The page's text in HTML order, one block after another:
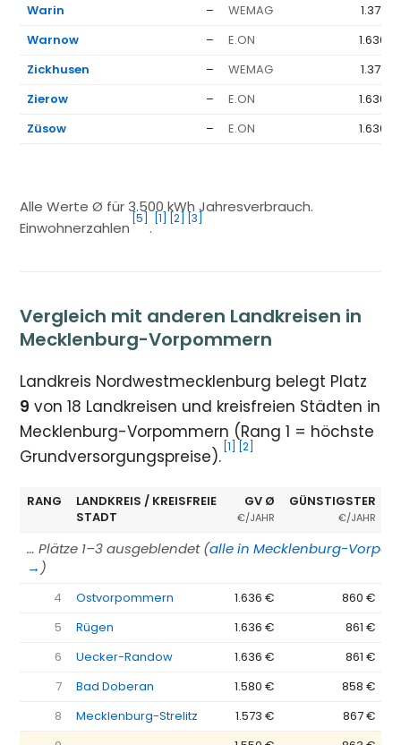
Warin
– WEMAG
1.377 €
Warnow
– E.ON
1.636 €
Zickhusen
– WEMAG
1.377 €
Zierow
– E.ON
1.636 €
Züsow
– E.ON 1.636 €
Alle Werte Ø für 3.500 kWh Jahresverbrauch.
Einwohnerzahlen
[5]
.
[1] [2] [3]
Vergleich mit anderen Landkreisen in
Mecklenburg-Vorpommern
Landkreis Nordwestmecklenburg belegt Platz
9 von 18 Landkreisen und kreisfreien Städten in
Mecklenburg-Vorpommern (Rang 1 = höchste
Grundversorgungspreise). [1] [2]
RANG
LANDKREIS / KREISFREIE
STADT
GV Ø
€/JAHR
GÜNSTIGSTER
€/JAHR
… Plätze 1–3 ausgeblendet (alle in Mecklenburg-
→ )
4 Ostvorpommern 1.636 €
860 €
5
Rügen 1.636 €
861 €
6
Uecker-Randow 1.636 €
861 €
7
Bad Doberan 1.580 €
858 €
8
Mecklenburg-Strelitz 1.573 €
867 €